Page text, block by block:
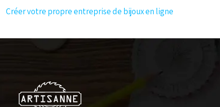
Créer votre propre entreprise de bijoux en ligne